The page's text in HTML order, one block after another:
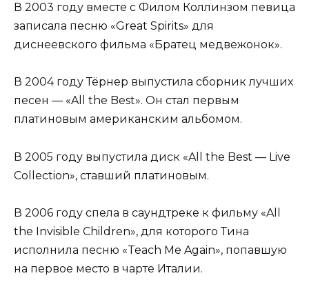
В 2003 году вместе с Филом Коллинзом певица
записала песню «Great Spirits» для
диснеевского фильма «Братец медвежонок».
В 2004 году Тёрнер выпустила сборник лучших
песен — «All the Best». Он стал первым
платиновым американским альбомом.
В 2005 году выпустила диск «All the Best — Live
Collection», ставший платиновым.
В 2006 году спела в саундтреке к фильму «All
the Invisible Children», для которого Тина
исполнила песню «Teach Me Again», попавшую
на первое место в чарте Италии.